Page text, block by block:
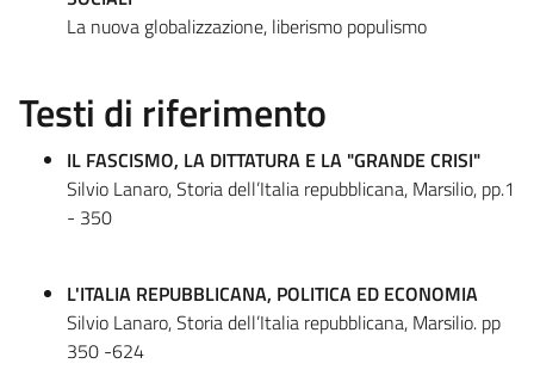
La nuova globalizzazione, liberismo populismo
Testi di riferimento
IL FASCISMO, LA DITTATURA E LA "GRANDE CRISI"
Silvio Lanaro, Storia dell’Italia repubblicana, Marsilio, pp.1
- 350
L'ITALIA REPUBBLICANA, POLITICA ED ECONOMIA
Silvio Lanaro, Storia dell’Italia repubblicana, Marsilio. pp
350 -624